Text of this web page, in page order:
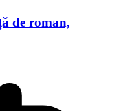
de roman,